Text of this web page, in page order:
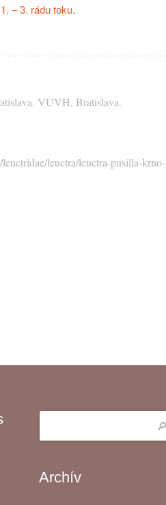
1. – 3. rádu toku.
VUVH, Bratislava.
leuctra/leuctra-pusilla-krno-
Archív